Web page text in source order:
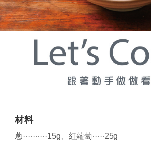
材料
蔥··········15g、紅蘿蔔·····25g